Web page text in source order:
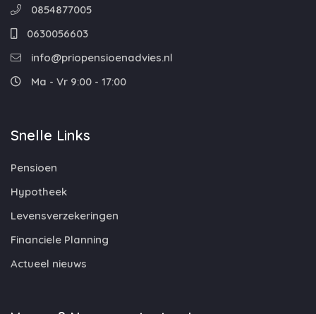
0854877005
0630056603
info@priopensioenadvies.nl
Ma - Vr 9:00 - 17:00
Snelle Links
Pensioen
Hypotheek
Levensverzekeringen
Financiele Planning
Actueel nieuws